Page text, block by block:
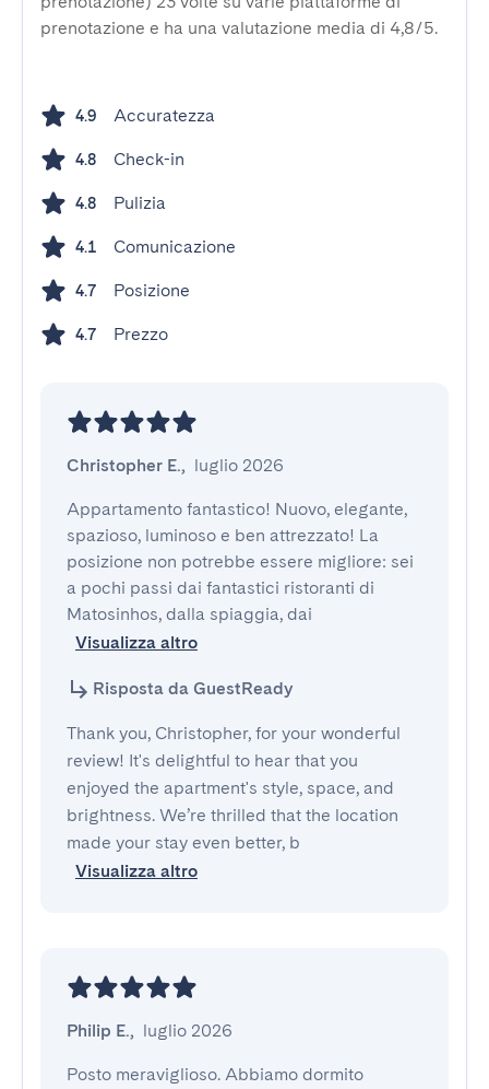
prenotazione e ha una valutazione media di 4,8/5.
4.9 Accuratezza
4.8 Check-in
4.8 Pulizia
4.1 Comunicazione
4.7 Posizione
4.7 Prezzo
Christopher E., luglio 2026
Appartamento fantastico! Nuovo, elegante,
spazioso, luminoso e ben attrezzato! La
posizione non potrebbe essere migliore: sei
a pochi passi dai fantastici ristoranti di
Matosinhos, dalla spiaggia, dai
Visualizza altro
Risposta da GuestReady
Thank you, Christopher, for your wonderful
review! It's delightful to hear that you
enjoyed the apartment's style, space, and
brightness. We’re thrilled that the location
made your stay even better, b
Visualizza altro
Philip E., luglio 2026
Posto meraviglioso. Abbiamo dormito